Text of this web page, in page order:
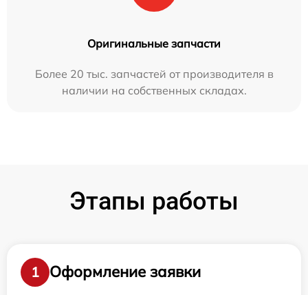
Оригинальные запчасти
Более 20 тыс. запчастей от производителя в
наличии на собственных складах.
Этапы работы
1
Оформление заявки